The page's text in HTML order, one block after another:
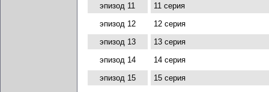
эпизод 11
11 серия
эпизод 12
12 серия
эпизод 13
13 серия
эпизод 14
14 серия
эпизод 15
15 серия